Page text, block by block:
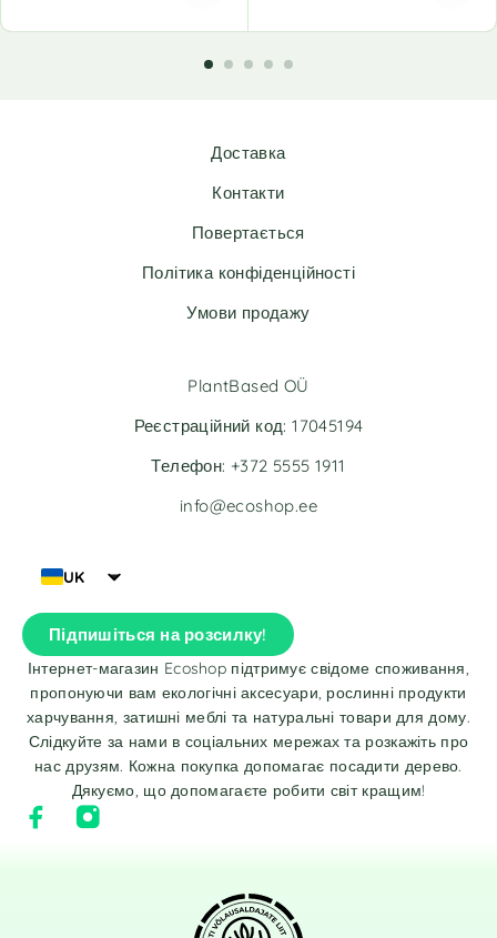
t
a
v
:
Доставка
Контакти
Повертається
Політика конфіденційності
Умови продажу
UK
Підпишіться на розсилку!
Інтернет-магазин Ecoshop підтримує свідоме споживання,
пропонуючи вам екологічні аксесуари, рослинні продукти
харчування, затишні меблі та натуральні товари для дому.
Слідкуйте за нами в соціальних мережах та розкажіть про
нас друзям. Кожна покупка допомагає посадити дерево.
Дякуємо, що допомагаєте робити світ кращим!
PlantBased OÜ
Реєстраційний код: 17045194
Телефон: +372 5555 1911
info@ecoshop.ee